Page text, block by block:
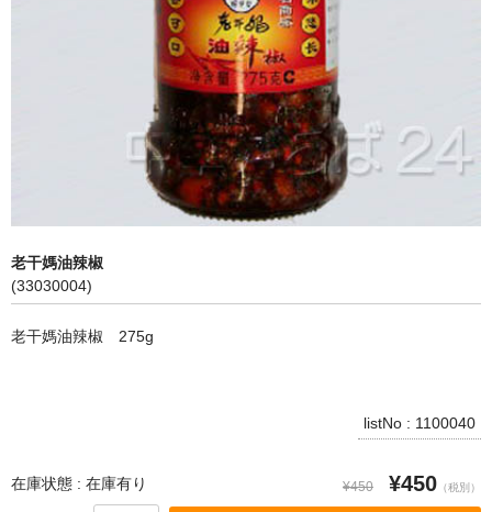
野菜＆果物
酒類
ピータン・塩漬け卵
老干媽油辣椒
(33030004)
老干媽油辣椒 275g
listNo : 1100040
在庫状態 : 在庫有り ¥450 ¥450 （税別）